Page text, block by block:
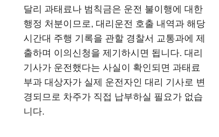
달리 과태료나 범칙금은 운전 불이행에 대한
행정 처분이므로, 대리운전 호출 내역과 해당
시간대 주행 기록을 관할 경찰서 교통과에 제
출하며 이의신청을 제기하시면 됩니다. 대리
기사가 운전했다는 사실이 확인되면 과태료
부과 대상자가 실제 운전자인 대리 기사로 변
경되므로 차주가 직접 납부하실 필요가 없습
니다.